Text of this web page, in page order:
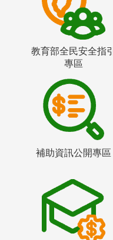
教育部全民安全指引
專區
補助資訊公開專區